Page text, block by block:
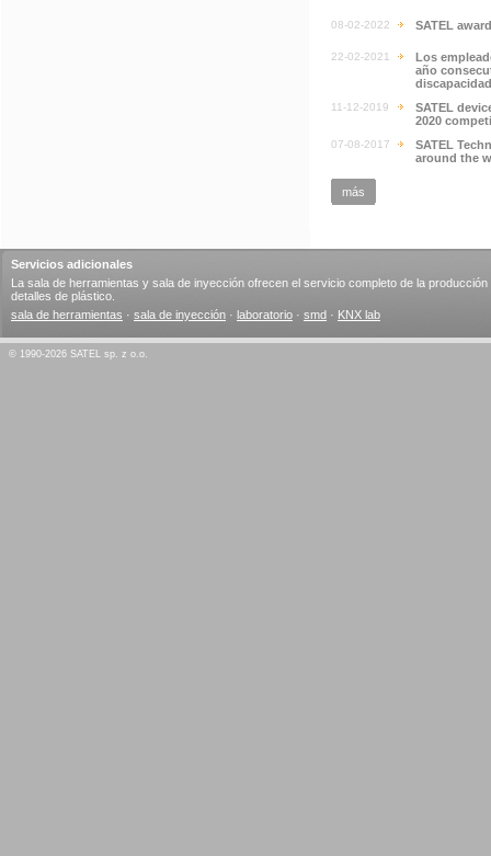
08-02-2022 SATEL
22-02-2021
Los
año
11-12-2019
SATEL
2020
07-08-2017
SATEL
around the
más
Servicios adicionales
La sala de herramientas y sala de inyección ofrecen el servicio completo de la producción
detalles de plástico.
sala de herramientas · sala de inyección · laboratorio · smd · KNX lab
© 1990-2026 SATEL sp. z o.o.